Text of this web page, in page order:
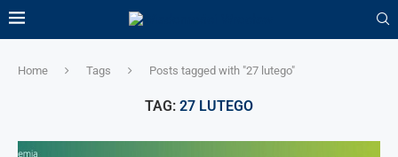
Home Tags Posts tagged with "27 lutego"
TAG: 27 LUTEGO